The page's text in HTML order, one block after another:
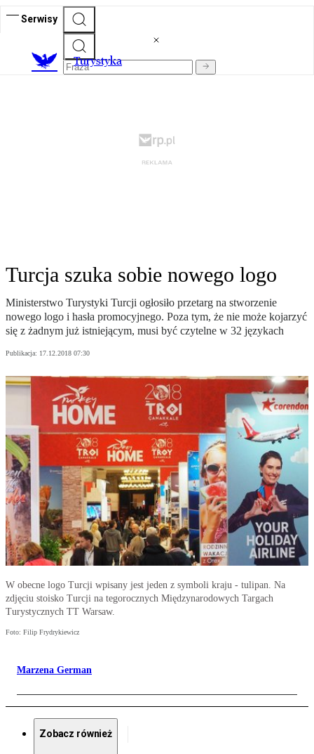
Serwisy
Turystyka
Turcja szuka sobie nowego logo
Ministerstwo Turystyki Turcji ogłosiło przetarg na stworzenie
nowego logo i hasła promocyjnego. Poza tym, że nie może kojarzyć
się z żadnym już istniejącym, musi być czytelne w 32 językach
Publikacja: 17.12.2018 07:30
W obecne logo Turcji wpisany jest jeden z symboli kraju - tulipan. Na
zdjęciu stoisko Turcji na tegorocznych Międzynarodowych Targach
Turystycznych TT Warsaw.
Foto: Filip Frydrykiewicz
Marzena German
Zobacz również